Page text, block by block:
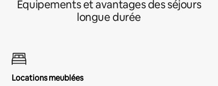
Équipements et avantages des séjours
longue durée
Locations meublées